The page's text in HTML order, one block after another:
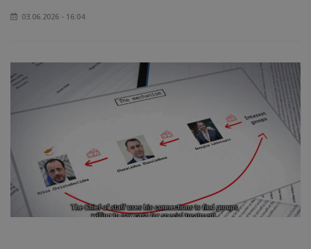
03.06.2026 - 16:04